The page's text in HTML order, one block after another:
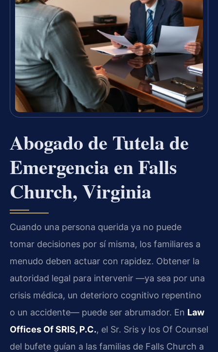
Abogado de Tutela de
Emergencia en Falls
Church, Virginia
Cuando una persona querida ya no puede
tomar decisiones por sí misma, los familiares a
menudo deben actuar con rapidez. Obtener la
autoridad legal para intervenir —ya sea por una
crisis médica, un deterioro cognitivo repentino
o un accidente— puede ser abrumador. En Law
Offices Of SRIS, P.C., el Sr. Sris y los Of Counsel
del bufete guían a las familias de Falls Church a